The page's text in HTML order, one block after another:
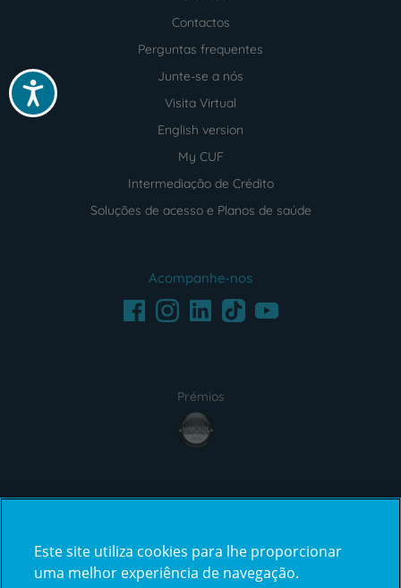
Acessibilidade
Contactos
Perguntas frequentes
Junte-se a nós
Visita Virtual
English version
My CUF
Intermediação de Crédito
Soluções de acesso e Planos de saúde
Acompanhe-nos
FacebookInstagramLinkedInTikTokYoutube
Prémios
award4
certification2certification3
Este site utiliza cookies para lhe proporcionar
uma melhor experiência de navegação.